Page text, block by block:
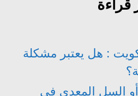
قراءة
: هل يعتبر مشكلة
السل المعدي في